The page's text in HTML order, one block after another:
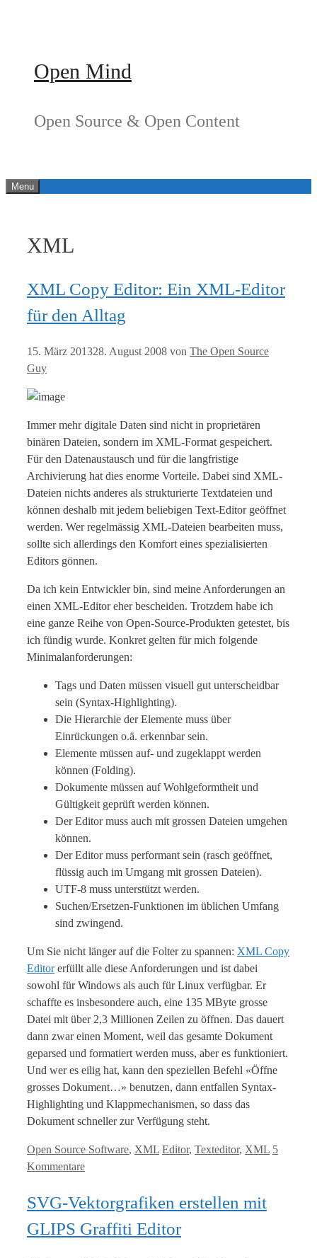
Open Mind
Open Source & Open Content
Menu
XML
XML Copy Editor: Ein XML-Editor
für den Alltag
15. März 201328. August 2008 von The Open Source
Guy
Immer mehr digitale Daten sind nicht in proprietären
binären Dateien, sondern im XML-Format gespeichert.
Für den Datenaustausch und für die langfristige
Archivierung hat dies enorme Vorteile. Dabei sind XML-
Dateien nichts anderes als strukturierte Textdateien und
können deshalb mit jedem beliebigen Text-Editor geöffnet
werden. Wer regelmässig XML-Dateien bearbeiten muss,
sollte sich allerdings den Komfort eines spezialisierten
Editors gönnen.
Da ich kein Entwickler bin, sind meine Anforderungen an
einen XML-Editor eher bescheiden. Trotzdem habe ich
eine ganze Reihe von Open-Source-Produkten getestet, bis
ich fündig wurde. Konkret gelten für mich folgende
Minimalanforderungen:
Tags und Daten müssen visuell gut unterscheidbar
sein (Syntax-Highlighting).
Die Hierarchie der Elemente muss über
Einrückungen o.ä. erkennbar sein.
Elemente müssen auf- und zugeklappt werden
können (Folding).
Dokumente müssen auf Wohlgeformtheit und
Gültigkeit geprüft werden können.
Der Editor muss auch mit grossen Dateien umgehen
können.
Der Editor muss performant sein (rasch geöffnet,
flüssig auch im Umgang mit grossen Dateien).
UTF-8 muss unterstützt werden.
Suchen/Ersetzen-Funktionen im üblichen Umfang
sind zwingend.
Um Sie nicht länger auf die Folter zu spannen: XML Copy
Editorerfüllt alle diese Anforderungen und ist dabei
sowohl für Windows als auch für Linux verfügbar. Er
schaffte es insbesondere auch, eine 135 MByte grosse
Datei mit über 2,3 Millionen Zeilen zu öffnen. Das dauert
dann zwar einen Moment, weil das gesamte Dokument
geparsed und formatiert werden muss, aber es funktioniert.
Und wer es eilig hat, kann den speziellen Befehl «Öffne
grosses Dokument…» benutzen, dann entfallen Syntax-
Highlighting und Klappmechanismen, so dass das
Dokument schneller zur Verfügung steht.
Kategorien
Open Source Software, XML Tags
Editor, Texteditor, XML 5
Kommentare
SVG-Vektorgrafiken erstellen mit
GLIPS Graffiti Editor